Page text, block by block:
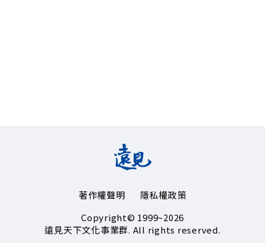
著作權聲明
隱私權政策
Copyright© 1999~2026
遠見天下文化事業群. All rights reserved.